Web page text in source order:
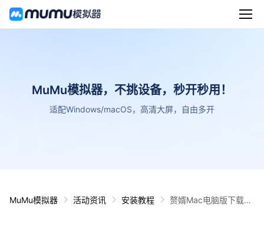
MuMu模拟器，不挑设备，秒开秒用！
适配Windows/macOS，高清大屏，自由多开
MuMu模拟器 活动资讯 安装教程
赘婿Mac电脑版下载安